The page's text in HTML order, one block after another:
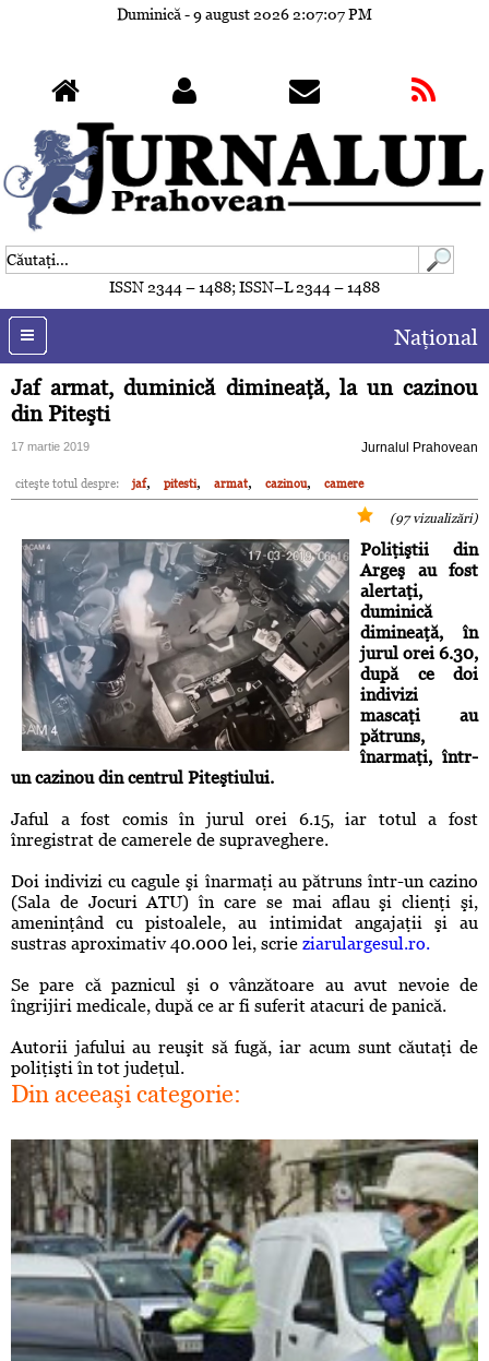
Duminică - 9 august 2026 2:07:09 PM
ISSN 2344 – 1488; ISSN–L 2344 – 1488
Naţional
Jaf armat, duminică dimineaţă, la un cazinou
din Piteşti
17 martie 2019 Jurnalul Prahovean
citeşte totul despre: jaf, pitesti, armat, cazinou, camere
(97 vizualizări)
Poliţiştii din
Argeş au fost
alertaţi,
duminică
dimineaţă, în
jurul orei 6.30,
după ce doi
indivizi
mascaţi au
pătruns,
înarmaţi, într-
un cazinou din centrul Piteştiului.
Jaful a fost comis în jurul orei 6.15, iar totul a fost
înregistrat de camerele de supraveghere.
Doi indivizi cu cagule şi înarmaţi au pătruns într-un cazino
(Sala de Jocuri ATU) în care se mai aflau şi clienţi şi,
ameninţând cu pistoalele, au intimidat angajaţii şi au
sustras aproximativ 40.000 lei, scrie ziarulargesul.ro.
Se pare că paznicul şi o vânzătoare au avut nevoie de
îngrijiri medicale, după ce ar fi suferit atacuri de panică.
Autorii jafului au reuşit să fugă, iar acum sunt căutaţi de
poliţişti în tot judeţul.
Din aceeaşi categorie: